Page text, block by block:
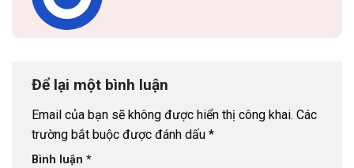
Để lại một bình luận
Email của bạn sẽ không được hiển thị công khai. Các
trường bắt buộc được đánh dấu *
Bình luận *